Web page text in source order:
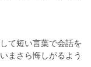
て短い言葉で会話を
まさら悔しがるよう